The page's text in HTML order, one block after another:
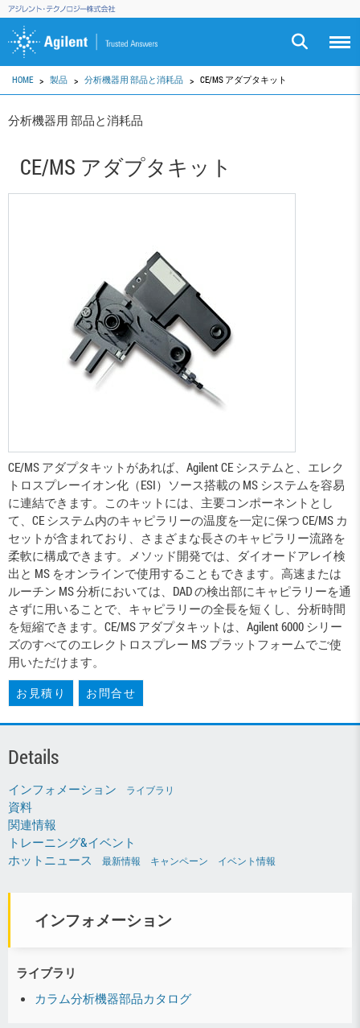
HOME 製品 分析機器用 部品と消耗品 CE/MS アダプタキット
分析機器用 部品と消耗品
CE/MS アダプタキット
CE/MS アダプタキットがあれば、Agilent CE システムと、エレク
トロスプレーイオン化（ESI）ソース搭載の MS システムを容易
に連結できます。このキットには、主要コンポーネントとし
て、CE システム内のキャピラリーの温度を一定に保つ CE/MS カ
セットが含まれており、さまざまな長さのキャピラリー流路を
柔軟に構成できます。メソッド開発では、ダイオードアレイ検
出と MS をオンラインで使用することもできます。高速または
ルーチン MS 分析においては、DAD の検出部にキャピラリーを通
さずに用いることで、キャピラリーの全長を短くし、分析時間
を短縮できます。CE/MS アダプタキットは、Agilent 6000 シリー
ズのすべてのエレクトロスプレー MS プラットフォームでご使
用いただけます。
お見積り お問合せ
Details
インフォメーション ライブラリ
資料
関連情報
トレーニング&イベント
ホットニュース
最新情報 キャンペーン イベント情報
インフォメーション
ライブラリ
カラム分析機器部品カタログ